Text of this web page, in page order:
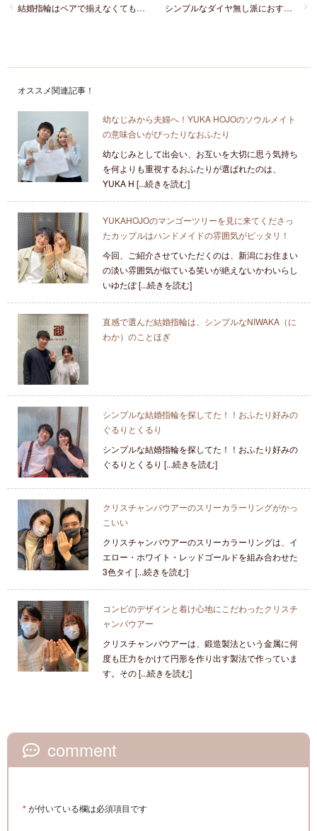
シンプルなダイヤ無し派におすすめ！長く愛せる結婚指輪をご紹介
結婚指輪はペアで揃えなくてもいい？おふたりらしい結婚指輪選びをご紹介
オススメ関連記事！
幼なじみから夫婦へ！YUKA HOJOのソウルメイト
の意味合いがぴったりなおふたり
幼なじみとして出会い、お互いを大切に思う気持ち
を何よりも重視するおふたりが選ばれたのは、
YUKA H [...続きを読む]
YUKAHOJOのマンゴーツリーを見に来てくださっ
たカップルはハンドメイドの雰囲気がピッタリ！
今回、ご紹介させていただくのは、新潟にお住まい
の淡い雰囲気が似ている笑いが絶えないかわいらし
いゆたぽ [...続きを読む]
直感で選んだ結婚指輪は、シンプルなNIWAKA（に
わか）のことほぎ
シンプルな結婚指輪を探してた！！おふたり好みの
ぐるりとくるり
シンプルな結婚指輪を探してた！！おふたり好みの
ぐるりとくるり [...続きを読む]
クリスチャンバウアーのスリーカラーリングがかっ
こいい
クリスチャンバウアーのスリーカラーリングは、イ
エロー・ホワイト・レッドゴールドを組み合わせた
3色タイ [...続きを読む]
コンビのデザインと着け心地にこだわったクリスチ
ャンバウアー
クリスチャンバウアーは、鍛造製法という金属に何
度も圧力をかけて円形を作り出す製法で作っていま
す。その [...続きを読む]
comment
* が付いている欄は必須項目です